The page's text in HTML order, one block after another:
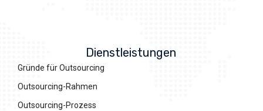
Dienstleistungen
Gründe für Outsourcing
Outsourcing-Rahmen
Outsourcing-Prozess